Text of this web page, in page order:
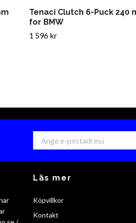
Tenaci Clutch 6-Puck 240
for BMW
1 596 kr
Läs mer
Köpvillkor
Kontakt